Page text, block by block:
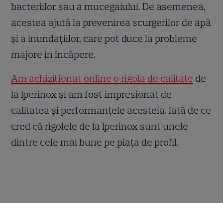
bacteriilor sau a mucegaiului. De asemenea,
acestea ajută la prevenirea scurgerilor de apă
și a inundațiilor, care pot duce la probleme
majore în încăpere.
Am achizitionat online o rigola de calitate de
la Iperinox și am fost impresionat de
calitatea și performanțele acesteia. Iată de ce
cred că rigolele de la Iperinox sunt unele
dintre cele mai bune pe piața de profil.